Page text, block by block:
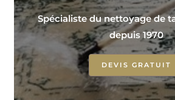
Spécialiste du nettoyage de
depuis 1970
DEVIS GRATUIT